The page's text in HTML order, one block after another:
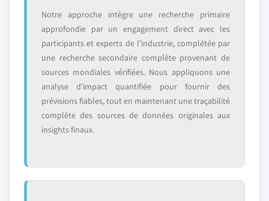
Notre approche intègre une recherche primaire
approfondie par un engagement direct avec les
participants et experts de l'industrie, complétée par
une recherche secondaire complète provenant de
sources mondiales vérifiées. Nous appliquons une
analyse d'impact quantifiée pour fournir des
prévisions fiables, tout en maintenant une traçabilité
complète des sources de données originales aux
insights finaux.